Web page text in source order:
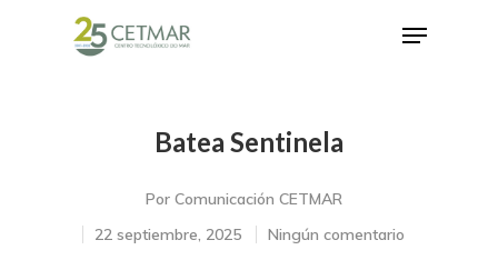
Hit enter to search or ESC to close
Batea Sentinela
Por Comunicación CETMAR
22 septiembre, 2025
Ningún comentario